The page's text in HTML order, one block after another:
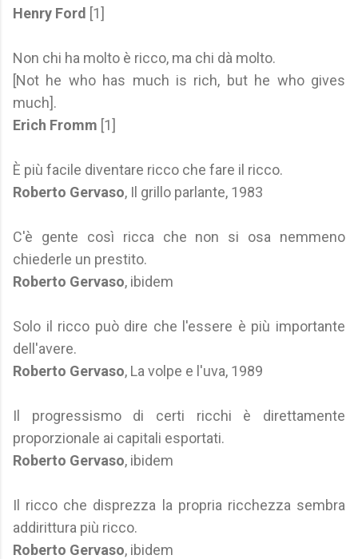
Henry Ford [1]
Non chi ha molto è ricco, ma chi dà molto.
[Not he who has much is rich, but he who gives
much].
Erich Fromm [1]
È più facile diventare ricco che fare il ricco.
Roberto Gervaso, Il grillo parlante, 1983
C'è gente così ricca che non si osa nemmeno
chiederle un prestito.
Roberto Gervaso, ibidem
Solo il ricco può dire che l'essere è più importante
dell'avere.
Roberto Gervaso, La volpe e l'uva, 1989
Il progressismo di certi ricchi è direttamente
proporzionale ai capitali esportati.
Roberto Gervaso, ibidem
Il ricco che disprezza la propria ricchezza sembra
addirittura più ricco.
Roberto Gervaso, ibidem